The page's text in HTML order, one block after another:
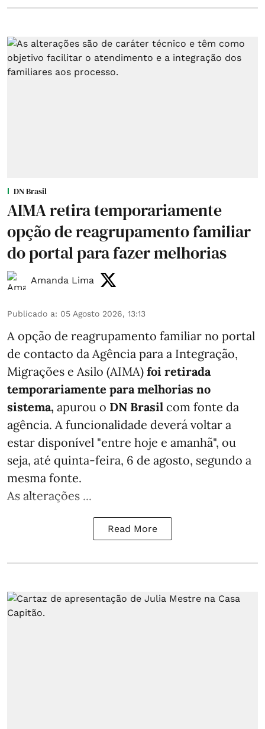
DN Brasil
AIMA retira temporariamente
opção de reagrupamento familiar
do portal para fazer melhorias
Amanda Lima
Publicado a: 05 Agosto 2026, 13:13
A opção de reagrupamento familiar no portal
de contacto da Agência para a Integração,
Migrações e Asilo (AIMA) foi retirada
temporariamente para melhorias no
sistema, apurou o DN Brasil com fonte da
agência. A funcionalidade deverá voltar a
estar disponível "entre hoje e amanhã", ou
seja, até quinta-feira, 6 de agosto, segundo a
mesma fonte.
As alterações ...
Read More